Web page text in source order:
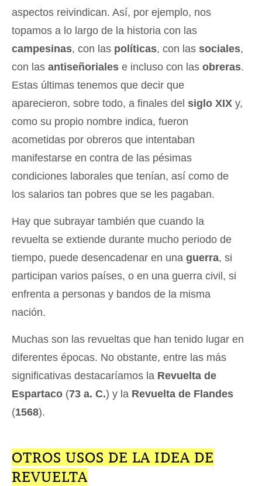
aspectos reivindican. Así, por ejemplo, nos
topamos a lo largo de la historia con las
campesinas, con las políticas, con las sociales,
con las antiseñoriales e incluso con las obreras.
Estas últimas tenemos que decir que
aparecieron, sobre todo, a finales del siglo XIX y,
como su propio nombre indica, fueron
acometidas por obreros que intentaban
manifestarse en contra de las pésimas
condiciones laborales que tenían, así como de
los salarios tan pobres que se les pagaban.
Hay que subrayar también que cuando la
revuelta se extiende durante mucho periodo de
tiempo, puede desencadenar en una guerra, si
participan varios países, o en una guerra civil, si
enfrenta a personas y bandos de la misma
nación.
Muchas son las revueltas que han tenido lugar en
diferentes épocas. No obstante, entre las más
significativas destacaríamos la Revuelta de
Espartaco (73 a. C.) y la Revuelta de Flandes
(1568).
OTROS USOS DE LA IDEA DE
REVUELTA